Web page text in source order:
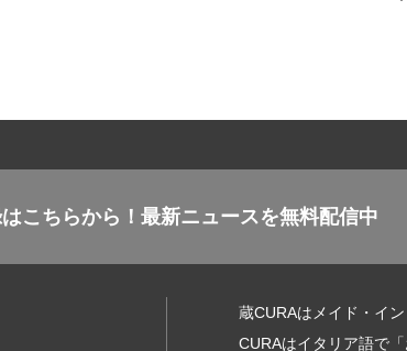
こちらから！ 最新ニュースを無料配信中
蔵CURAはメイド・イ
CURAはイタリア語で